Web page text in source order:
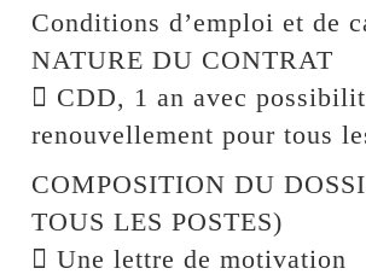
Conditions d’emploi et de
NATURE DU CONTRAT
 CDD, 1 an avec
renouvellement pour tous
COMPOSITION DU
TOUS LES POSTES)
 Une lettre de motivation